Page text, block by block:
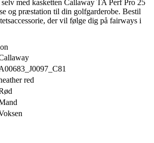
med kasketten Callaway TA Perf Pro 25
og præstation til din golfgarderobe. Bestil
der vil følge dig på fairways i
red